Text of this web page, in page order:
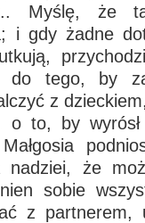
Myślę, że
i gdy żadne
tego, by
z
o to, by
nadziei, że
sobie
z partnerem,